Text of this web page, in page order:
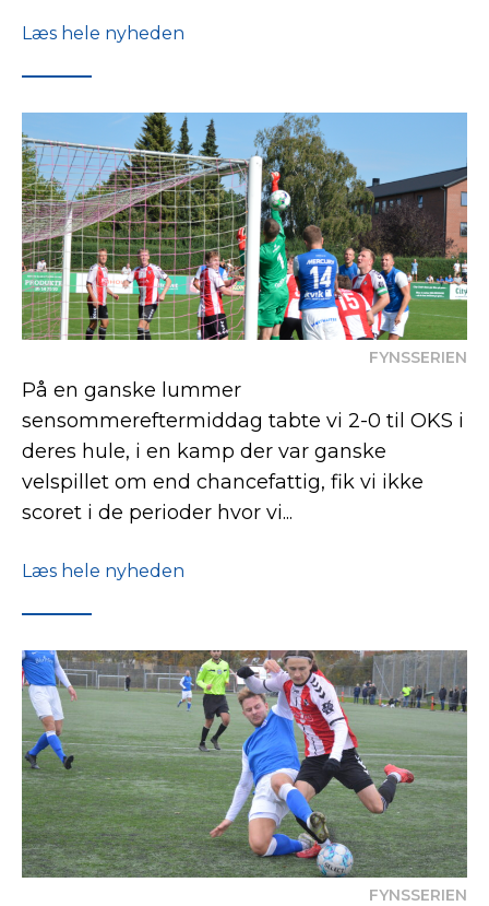
Læs hele nyheden
FYNSSERIEN
På en ganske lummer
sensommereftermiddag tabte vi 2-0 til OKS i
deres hule, i en kamp der var ganske
velspillet om end chancefattig, fik vi ikke
scoret i de perioder hvor vi...
Læs hele nyheden
FYNSSERIEN